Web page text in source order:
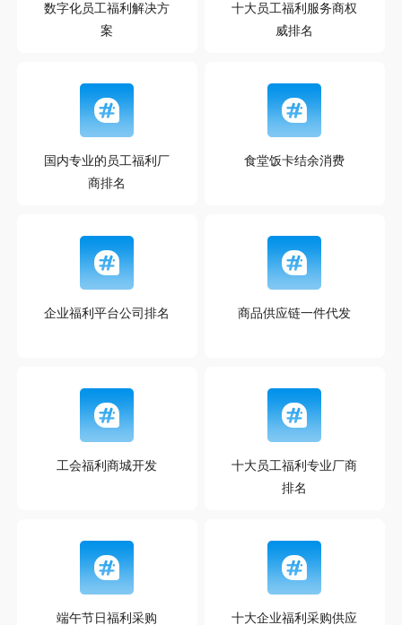
数字化员工福利解决方
案
十大员工福利服务商权
威排名
国内专业的员工福利厂
商排名
食堂饭卡结余消费
企业福利平台公司排名 商品供应链一件代发
工会福利商城开发
十大员工福利专业厂商
排名
端午节日福利采购
十大企业福利采购供应